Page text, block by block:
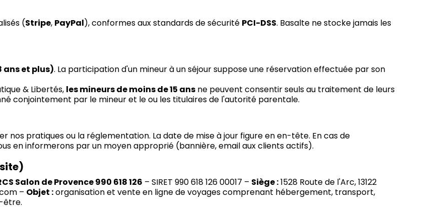
(Stripe, PayPal), conformes aux standards de sécurité PCI-DSS. Basalte ne stocke jamais les
ans et plus). La participation d'un mineur à un séjour suppose une réservation effectuée par son
& Libertés, les mineurs de moins de 15 ans ne peuvent consentir seuls au traitement de leurs
conjointement par le mineur et le ou les titulaires de l'autorité parentale.
nos pratiques ou la réglementation. La date de mise à jour figure en en-tête. En cas de
en informerons par un moyen approprié (bannière, email aux clients actifs).
Salon de Provence 990 618 126 – SIRET 990 618 126 00017 – Siège :1528 Route de l'Arc, 13122
– Objet :organisation et vente en ligne de voyages comprenant hébergement, transport,
être.